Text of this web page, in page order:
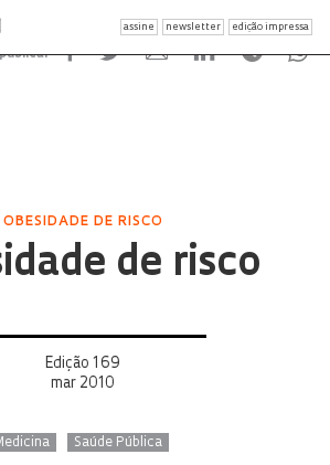
assine newsletter edição impressa
OBESIDADE DE RISCO
de risco
Edição 169
mar 2010
Saúde Pública